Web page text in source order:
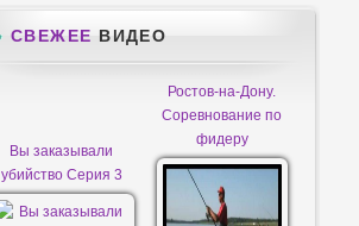
СВЕЖЕЕ ВИДЕО
Вы заказывали
убийство Серия 3
Ростов-на-Дону.
Соревнование по
фидеру